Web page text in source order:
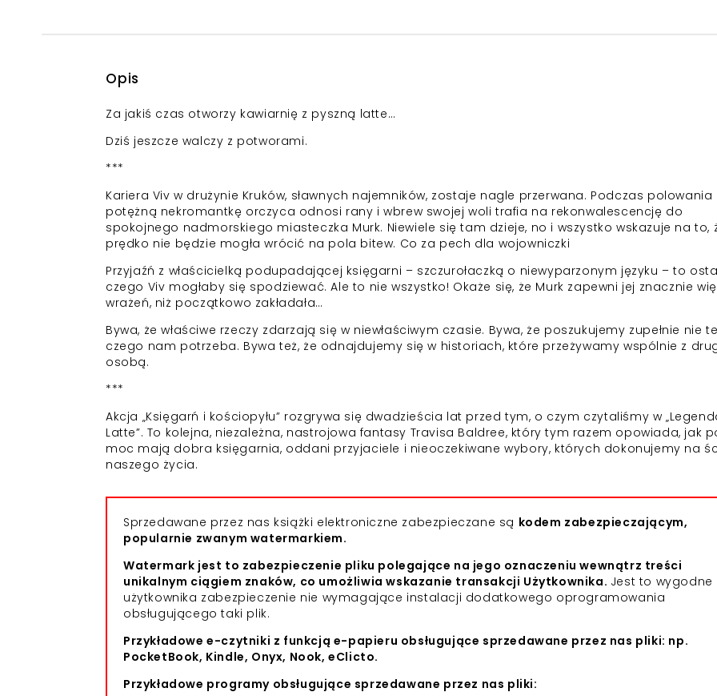
Opis
Za jakiś czas otworzy kawiarnię z pyszną latte…
Dziś jeszcze walczy z potworami.
***
Kariera Viv w drużynie Kruków, sławnych najemników, zostaje nagle przerwana. Podczas polowania
potężną nekromantkę orczyca odnosi rany i wbrew swojej woli trafia na rekonwalescencję do
spokojnego nadmorskiego miasteczka Murk. Niewiele się tam dzieje, no i wszystko wskazuje na to,
prędko nie będzie mogła wrócić na pola bitew. Co za pech dla wojowniczki
Przyjaźń z właścicielką podupadającej księgarni – szczurołaczką o niewyparzonym języku – to
czego Viv mogłaby się spodziewać. Ale to nie wszystko! Okaże się, że Murk zapewni jej znacznie
wrażeń, niż początkowo zakładała…
Bywa, że właściwe rzeczy zdarzają się w niewłaściwym czasie. Bywa, że poszukujemy zupełnie nie
czego nam potrzeba. Bywa też, że odnajdujemy się w historiach, które przeżywamy wspólnie z
osobą.
***
Akcja „Księgarń i kościopyłu” rozgrywa się dwadzieścia lat przed tym, o czym czytaliśmy w
Latte”. To kolejna, niezależna, nastrojowa fantasy Travisa Baldree, który tym razem opowiada, jak
moc mają dobra księgarnia, oddani przyjaciele i nieoczekiwane wybory, których dokonujemy na
naszego życia.
Sprzedawane przez nas książki elektroniczne zabezpieczane są kodem zabezpieczającym,
popularnie zwanym watermarkiem.
Watermark jest to zabezpieczenie pliku polegające na jego oznaczeniu wewnątrz treści
unikalnym ciągiem znaków, co umożliwia wskazanie transakcji Użytkownika. Jest to wygodne
użytkownika zabezpieczenie nie wymagające instalacji dodatkowego oprogramowania
obsługującego taki plik.
Przykładowe e-czytniki z funkcją e-papieru obsługujące sprzedawane przez nas pliki: np.
PocketBook, Kindle, Onyx, Nook, eClicto.
Przykładowe programy obsługujące sprzedawane przez nas pliki: